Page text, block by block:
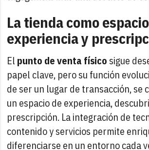
La tienda como
experiencia y
El punto de venta físico sigue
papel clave, pero su función
de ser un lugar de transacción, se
un espacio de experiencia,
prescripción. La integración de
contenido y servicios permite
diferenciarse en un entorno cada